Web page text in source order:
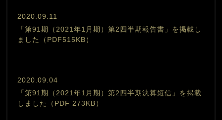
2020.09.11
「第91期（2021年1月期）第2四半期報告書」を掲載し
ました（PDF515KB）
2020.09.04
「第91期（2021年1月期）第2四半期決算短信」を掲載
しました（PDF 273KB）